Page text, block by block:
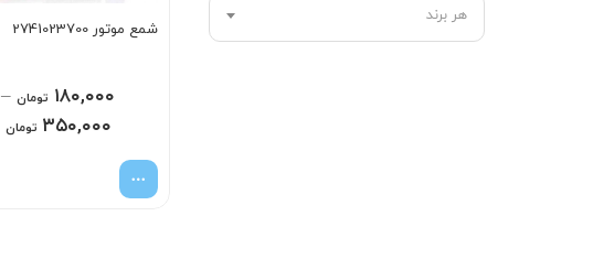
هر برند
شمع موتور 2741023700
۱۸۰,۰۰۰ تومان –
۳۵۰,۰۰۰ تومان